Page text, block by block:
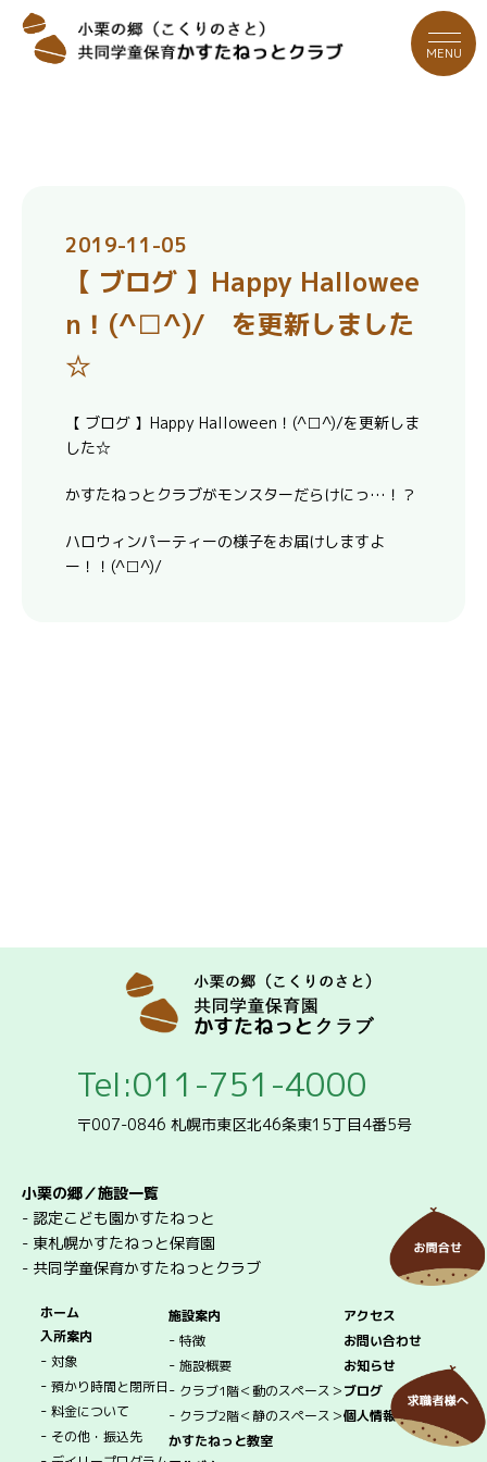
MENU
2019-11-05
【 ブログ 】Happy Hallowee
n！(^□^)/ を更新しました
☆
【 ブログ 】Happy Halloween！(^□^)/を更新しま
した☆
かすたねっとクラブがモンスターだらけにっ…！？
ハロウィンパーティーの様子をお届けしますよ
ー！！(^□^)/
Tel:011-751-4000
〒007-0846 札幌市東区北46条東15丁目4番5号
小栗の郷／施設一覧
- 認定こども園かすたねっと
- 東札幌かすたねっと保育園
- 共同学童保育かすたねっとクラブ
ホーム
入所案内
- 対象
- 預かり時間と閉所日
- 料金について
- その他・振込先
施設案内
- 特徴
- 施設概要
- クラブ1階＜動のスペース＞
- クラブ2階＜静のスペース＞
かすたねっと教室
アクセス
お問い合わせ
お知らせ
ブログ
個人情報保護方針